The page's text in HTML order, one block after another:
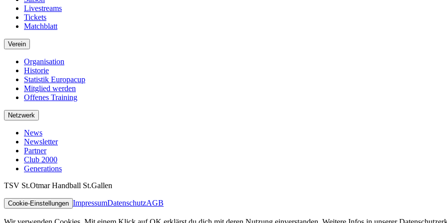
Livestreams
Tickets
Matchblatt
Verein
Organisation
Historie
Statistik Europacup
Mitglied werden
Offenes Training
Netzwerk
News
Newsletter
Partner
Club 2000
Generations
TSV St.Otmar Handball St.Gallen
Cookie-Einstellungen ImpressumDatenschutzAGB